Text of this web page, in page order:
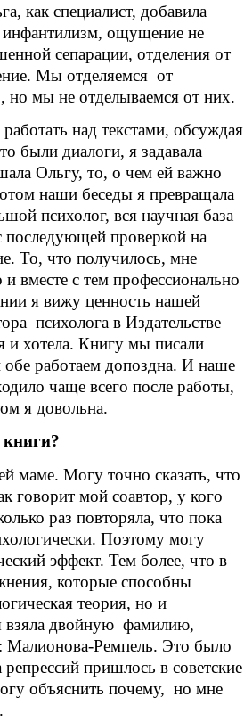
как специалист, добавила
инфантилизм, ощущение не
сепарации, отделения от
Мы отделяемся от
но мы не отделываемся от них.
над текстами, обсуждая
были диалоги, я задавала
Ольгу, то, о чем ей важно
наши беседы я превращала
психолог, вся научная база
последующей проверкой на
То, что получилось, мне
вместе с тем профессионально
я вижу ценность нашей
в Издательстве
и хотела. Книгу мы писали
работаем допоздна. И наше
чаще всего после работы,
я довольна.
маме. Могу точно сказать, что
говорит мой соавтор, у кого
раз повторяла, что пока
Поэтому могу
эффект. Тем более, что в
которые способны
теория, но и
взяла двойную фамилию,
Ремпель. Это было
пришлось в советские
объяснить почему, но мне